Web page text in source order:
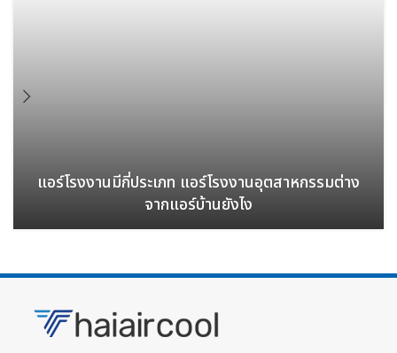
แอร์โรงงานมีกี่ประเภท แอร์โรงงานอุตสาหกรรมต่าง
จากแอร์บ้านยังไง